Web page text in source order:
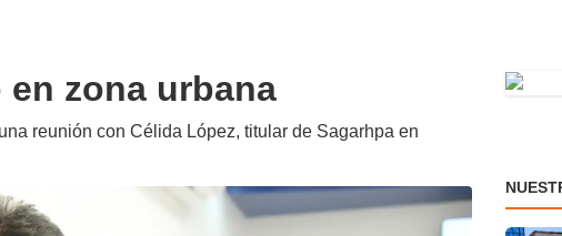
zona urbana
reunión con Célida López, titular de Sagarhpa en